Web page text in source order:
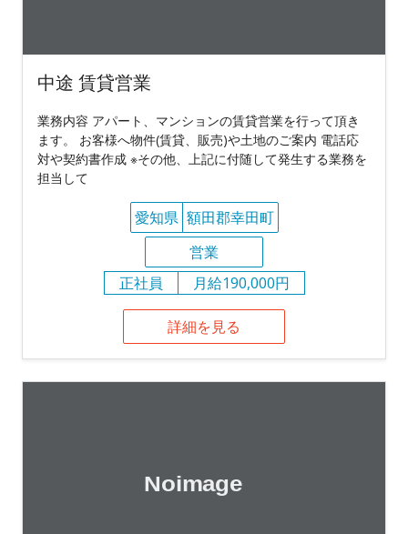
中途 賃貸営業
業務内容 アパート、マンションの賃貸営業を行って頂き
ます。 お客様へ物件(賃貸、販売)や土地のご案内 電話応
対や契約書作成 ※その他、上記に付随して発生する業務を
担当して
愛知県 額田郡幸田町
営業
正社員
月給190,000円
詳細を見る